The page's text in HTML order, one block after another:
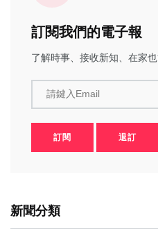
訂閱我們的電子報
了解時事、接收新知、在家
請鍵入Email
訂閱 退訂
新聞分類